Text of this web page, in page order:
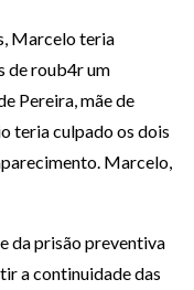
Marcelo teria
de roub4r um
Pereira, mãe de
teria culpado os dois
Marcelo,
da prisão preventiva
a continuidade das